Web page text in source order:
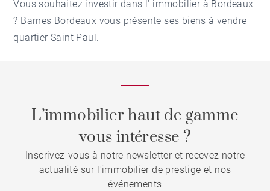
Vous souhaitez investir dans l' immobilier à Bordeaux
? Barnes Bordeaux vous présente ses biens à vendre
quartier Saint Paul.
L’immobilier haut de gamme
vous intéresse ?
Inscrivez-vous à notre newsletter et recevez notre
actualité sur l'immobilier de prestige et nos
événements